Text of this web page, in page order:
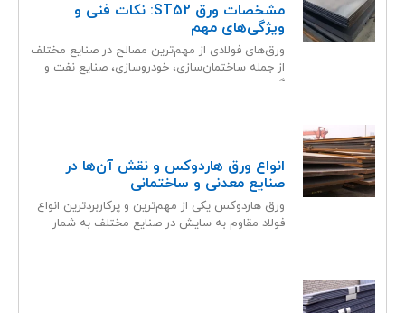
مشخصات ورق ST52: نکات فنی و
ویژگی‌های مهم
ورق‌های فولادی از مهم‌ترین مصالح در صنایع مختلف
از جمله ساختمان‌سازی، خودروسازی، صنایع نفت و
گاز و تولید
انواع ورق هاردوکس و نقش آن‌ها در
صنایع معدنی و ساختمانی
ورق هاردوکس یکی از مهم‌ترین و پرکاربردترین انواع
فولاد مقاوم به سایش در صنایع مختلف به شمار